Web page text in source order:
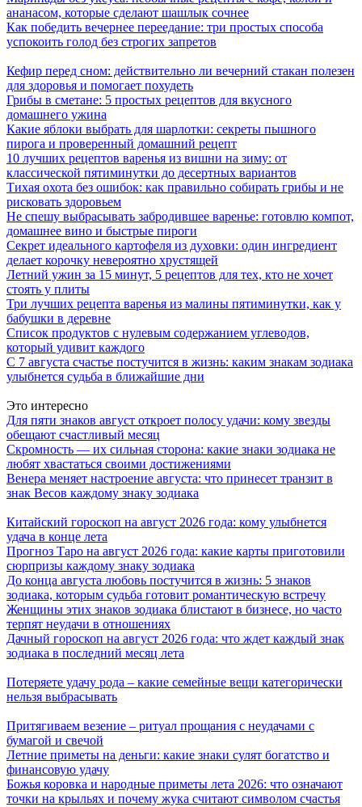
ананасом, которые сделают шашлык сочнее
Как победить вечернее переедание: три простых способа
успокоить голод без строгих запретов
Кефир перед сном: действительно ли вечерний стакан полезен
для здоровья и помогает похудеть
Грибы в сметане: 5 простых рецептов для вкусного
домашнего ужина
Какие яблоки выбрать для шарлотки: секреты пышного
пирога и проверенный домашний рецепт
10 лучших рецептов варенья из вишни на зиму: от
классической пятиминутки до десертных вариантов
Тихая охота без ошибок: как правильно собирать грибы и не
рисковать здоровьем
Не спешу выбрасывать забродившее варенье: готовлю компот,
домашнее вино и быстрые пироги
Секрет идеального картофеля из духовки: один ингредиент
делает корочку невероятно хрустящей
Летний ужин за 15 минут, 5 рецептов для тех, кто не хочет
стоять у плиты
Три лучших рецепта варенья из малины пятиминутки, как у
бабушки в деревне
Список продуктов с нулевым содержанием углеводов,
который удивит каждого
С 7 августа счастье постучится в жизнь: каким знакам зодиака
улыбнется судьба в ближайшие дни
Это интересно
Для пяти знаков август откроет полосу удачи: кому звезды
обещают счастливый месяц
Скромность — их сильная сторона: какие знаки зодиака не
любят хвастаться своими достижениями
Венера меняет настроение августа: что принесет транзит в
знак Весов каждому знаку зодиака
Китайский гороскоп на август 2026 года: кому улыбнется
удача в конце лета
Прогноз Таро на август 2026 года: какие карты приготовили
сюрпризы каждому знаку зодиака
До конца августа любовь постучится в жизнь: 5 знаков
зодиака, которым судьба готовит романтическую встречу
Женщины этих знаков зодиака блистают в бизнесе, но часто
терпят неудачи в отношениях
Дачный гороскоп на август 2026 года: что ждет каждый знак
зодиака в последний месяц лета
Потеряете удачу рода – какие семейные вещи категорически
нельзя выбрасывать
Притягиваем везение – ритуал прощания с неудачами с
бумагой и свечой
Летние приметы на деньги: какие знаки сулят богатство и
финансовую удачу
Божья коровка и народные приметы лета 2026: что означают
точки на крыльях и почему жука считают символом счастья